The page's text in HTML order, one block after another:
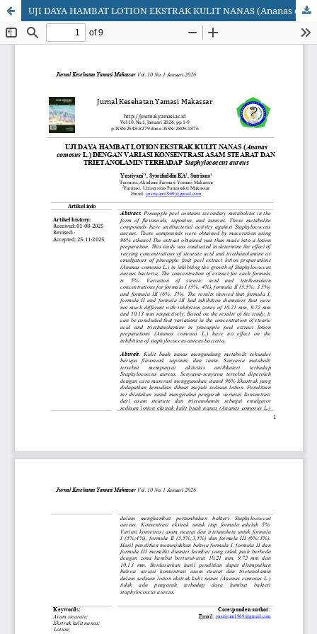
UJI DAYA HAMBAT LOTION EKSTRAK KULIT NANAS (Ananas comosus L.) DENGAN VARIASI KONSENTRASI ASAM STEARAT DAN TRIETANOLAMIN TERHADAP Staphylococcus aureus